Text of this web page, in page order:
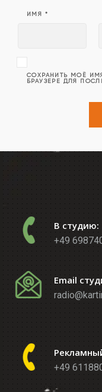
ИМЯ *
СОХРАНИТЬ МОЁ
БРАУЗЕРЕ ДЛЯ
В студию:
+49
Email
+49